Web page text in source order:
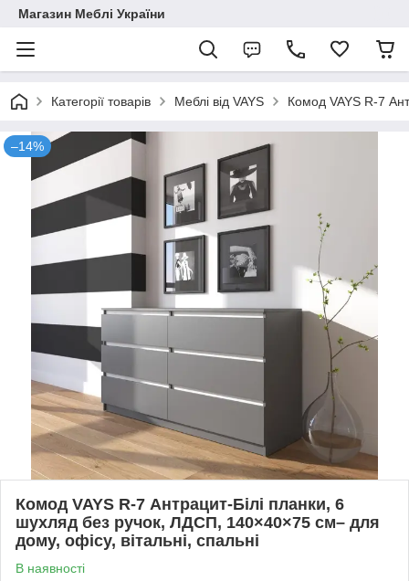
Магазин Меблі України
Категорії товарів Меблі від VAYS Комод VAYS R-7
–14%
Комод VAYS R-7 Антрацит-Білі планки, 6
шухляд без ручок, ЛДСП, 140×40×75 см– для
дому, офісу, вітальні, спальні
В наявності